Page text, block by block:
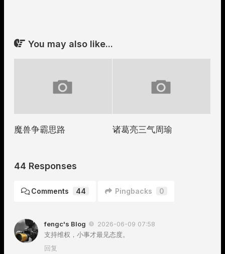
You may also like...
魔兽争霸思路 诸葛亮三气周瑜
44 Responses
Comments 44 Pingbacks 0
fengc's Blog
2026-06-09 07:58
支持维权，小事才最见态度。
回复